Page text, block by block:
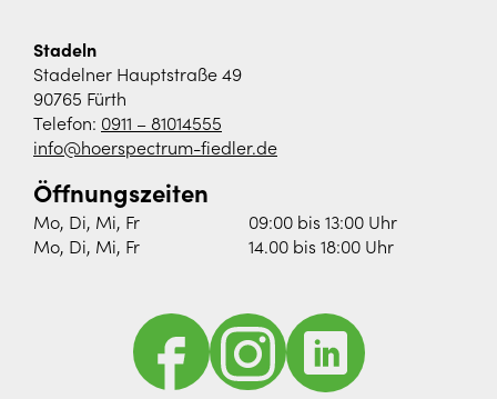
Stadeln
Stadelner Hauptstraße 49
90765 Fürth
Telefon: 0911 – 81014555
info@hoerspectrum-fiedler.de
Öffnungszeiten
Mo, Di, Mi, Fr
09:00 bis 13:00 Uhr
Mo, Di, Mi, Fr
14.00 bis 18:00 Uhr